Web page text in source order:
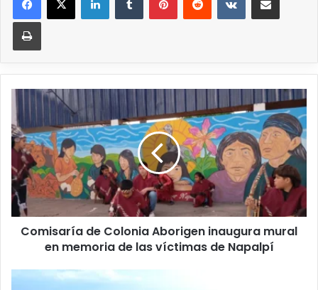
Comisaría de Colonia Aborigen inaugura mural
en memoria de las víctimas de Napalpí